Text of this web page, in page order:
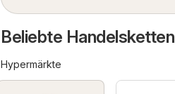
Beliebte
Hypermärkte